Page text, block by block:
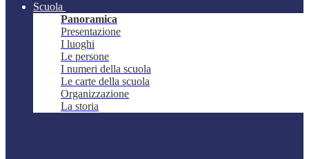
Scuola
Panoramica
Presentazione
I luoghi
Le persone
I numeri della scuola
Le carte della scuola
Organizzazione
La storia